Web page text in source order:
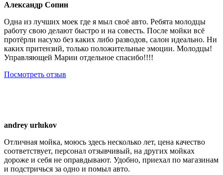
Александр Сопин
Одна из лучших моек где я мыл своё авто. Ребята молодцы
работу свою делают быстро и на совесть. После мойки всё
протёрли насухо без каких либо разводов, салон идеально. Ни
каких притензий, только положительные эмоции. Молодцы!
Управляющей Марии отдельное спасибо!!!!
Посмотреть отзыв
andrey urlukov
Отличная мойка, моюсь здесь несколько лет, цена качество
соответствует, персонал отзывчивый, на других мойках
дороже и себя не оправдывают. Удобно, приехал по магазинам
и подстричься за одно и помыл авто.